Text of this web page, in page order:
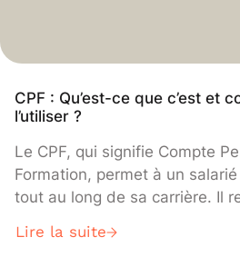
CPF : Qu’est-ce que c’est et
l’utiliser ?
Le CPF, qui signifie Compte
Formation, permet à un
tout au long de sa carrière. Il
2015.
Lire la suite